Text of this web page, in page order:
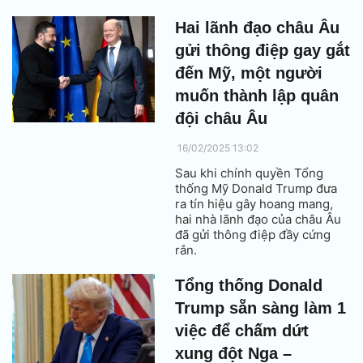
hiện đã rất thấp.
Hai lãnh đạo châu Âu
gửi thông điệp gay gắt
đến Mỹ, một người
muốn thành lập quân
đội châu Âu
16/02/2025 13:02
Sau khi chính quyền Tổng
thống Mỹ Donald Trump đưa
ra tín hiệu gây hoang mang,
hai nhà lãnh đạo của châu Âu
đã gửi thông điệp đầy cứng
rắn.
Tổng thống Donald
Trump sẵn sàng làm 1
việc để chấm dứt
xung đột Nga –